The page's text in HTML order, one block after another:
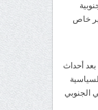
خاص
أحداث
الجنوبي